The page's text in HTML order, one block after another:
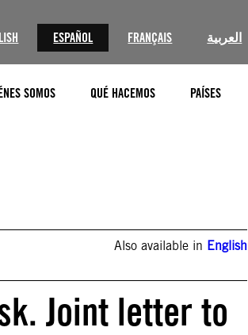
ESPAÑOL FRANÇAIS العربية
SOMOS QUÉ HACEMOS PAÍSES
Also available in English
Joint letter to